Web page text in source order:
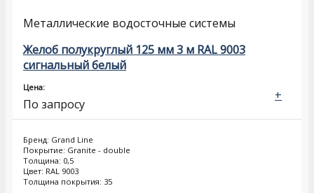
Металлические водосточные системы
Желоб полукруглый 125 мм 3 м RAL 9003
сигнальный белый
Цена:
По запросу
Бренд: Grand Line
Покрытие: Granite - double
Толщина: 0,5
Цвет: RAL 9003
Толщина покрытия: 35
+